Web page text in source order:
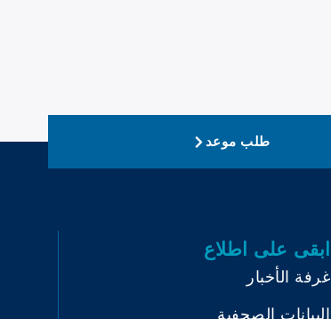
طلب موعد
ابقى على اطلاع
غرفة الأخبار
البيانات الصحفية